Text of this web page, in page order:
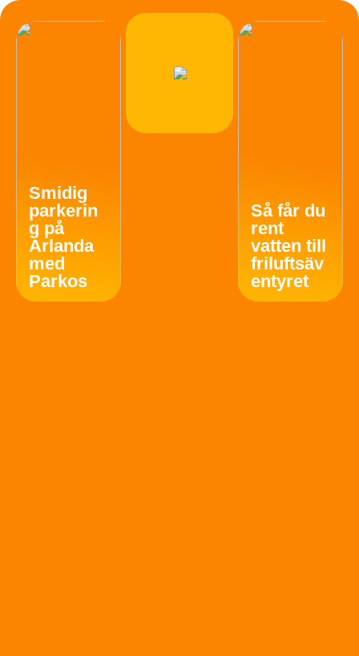
Smidig
parkerin
g på
Arlanda
med
Parkos
Så får du
rent
vatten till
friluftsäv
entyret